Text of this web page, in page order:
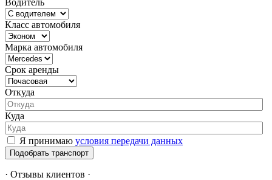
Водитель
Класс автомобиля
Марка автомобиля
Срок аренды
Откуда
Куда
Я принимаю условия передачи данных
Подобрать транспорт
· Отзывы клиентов ·